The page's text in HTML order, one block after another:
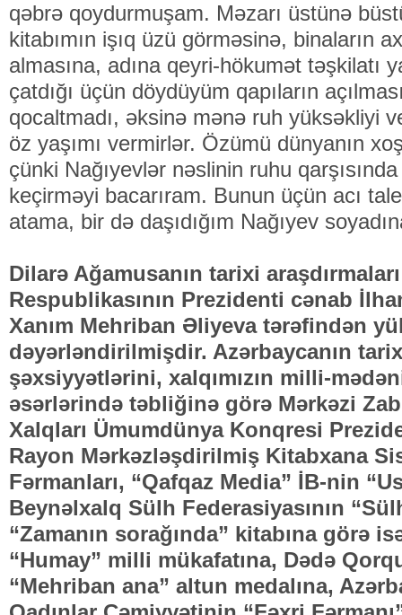
qəbrə qoydurmuşam. Məzarı üstünə
kitabımın işıq üzü görməsinə, binaların
almasına, adına qeyri-hökumət təşkilatı
çatdığı üçün döydüyüm qapıların
qocaltmadı, əksinə mənə ruh yüksəkliyi
öz yaşımı vermirlər. Özümü dünyanın
çünki Nağıyevlər nəslinin ruhu
keçirməyi bacarıram. Bunun üçün acı
atama, bir də daşıdığım Nağıyev
Dilarə Ağamusanın tarixi
Respublikasının Prezidenti cənab
Xanım Mehriban Əliyeva tərəfindən
dəyərləndirilmişdir. Azərbaycanın
şəxsiyyətlərini, xalqımızın milli-
əsərlərində təbliğinə görə Mərkəzi
Xalqları Ümumdünya Konqresi
Rayon Mərkəzləşdirilmiş Kitabxana
Fərmanları, “Qafqaz Media” İB-nin
Beynəlxalq Sülh Federasiyasının
“Zamanın sorağında” kitabına görə
“Humay” milli mükafatına, Dədə
“Mehriban ana” altun medalına,